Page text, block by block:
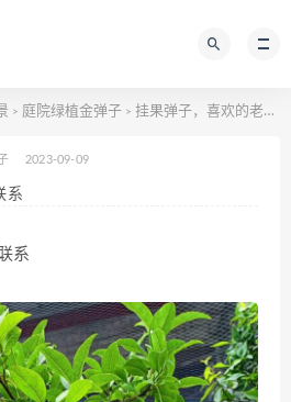
> 庭院绿植金弹子 > 挂果弹子，喜欢的老板联系
2023-09-09
系
系